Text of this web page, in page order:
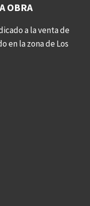
OBRA
a la venta de
en la zona de Los